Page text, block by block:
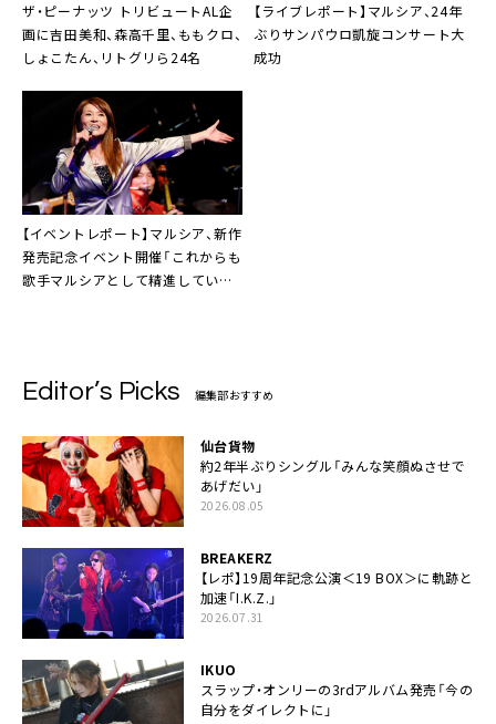
ザ・ピーナッツ トリビュートAL企
画に吉田美和、森高千里、ももクロ、
しょこたん、リトグリら24名
【ライブレポート】 マルシア、24年
ぶりサンパウロ凱旋コンサート大
成功
【イベントレポート】 マルシア、新作
発売記念イベント開催「これからも
歌手マルシアとして精進していき
Editor’s Picks 編集部おすすめ
仙台貨物
約2年半ぶりシングル「みんな笑顔ぬさせで
あげだい」
2026.08.05
BREAKERZ
【レポ】19周年記念公演＜19 BOX＞に軌跡と
加速「I.K.Z.」
2026.07.31
IKUO
スラップ・オンリーの3rdアルバム発売「今の
自分をダイレクトに」